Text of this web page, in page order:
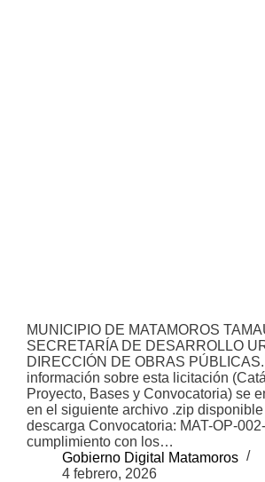
MUNICIPIO DE MATAMOROS
SECRETARÍA DE DESARROLLO
DIRECCIÓN DE OBRAS
información sobre esta licitación
Proyecto, Bases y Convocatoria) se
en el siguiente archivo .zip
descarga Convocatoria: MAT-OP-
cumplimiento con los…
Gobierno Digital Matamoros
4 febrero, 2026